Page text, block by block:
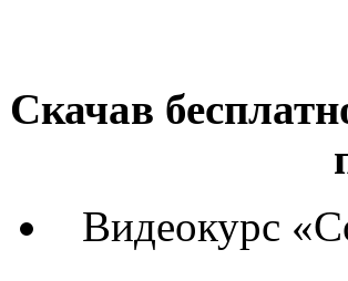
Скачав
Видеокурс